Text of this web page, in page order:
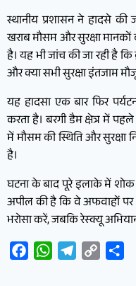
स्थानीय प्रशासन ने हादसे
खराब मौसम और सुरक्षा
है। यह भी जांच की जा रही है
और क्या सभी सुरक्षा इंतजाम
यह हादसा एक बार फिर
करता है। बरगी डैम क्षेत्र में
में मौसम की स्थिति और सुरक्षा
है।
घटना के बाद पूरे इलाके में शोक
अपील की है कि वे अफवाहों पर
भरोसा करें, जबकि रेस्क्यू
FacebookWhatsAppTelegram
Copy